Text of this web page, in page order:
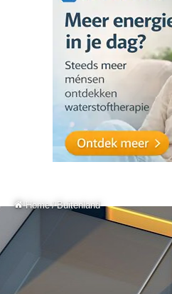
Home / Buitenland